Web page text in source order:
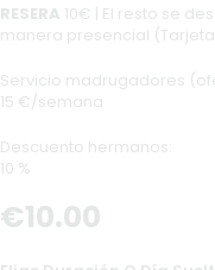
€10.00
RESERA 10€ | El resto se
manera presencial
Servicio madrugadores
15 €/semana
Descuento hermanos:
10 %